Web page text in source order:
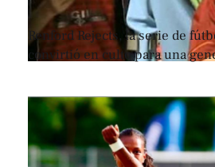
Renford Rejects, la serie de
convirtió en culto para una